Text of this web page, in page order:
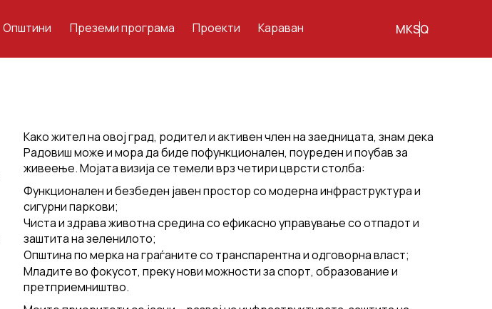
Општини Преземи програма Проекти Караван MKSQ
Како жител на овој град, родител и активен член на заедницата, знам дека
Радовиш може и мора да биде пофункционален, поуреден и поубав за
живеење. Мојата визија се темели врз четири цврсти столба:
Функционален и безбеден јавен простор со модерна инфраструктура и
сигурни паркови;
Чиста и здрава животна средина со ефикасно управување со отпадот и
заштита на зеленилото;
Општина по мерка на граѓаните со транспарентна и одговорна власт;
Младите во фокусот, преку нови можности за спорт, образование и
претприемништво.